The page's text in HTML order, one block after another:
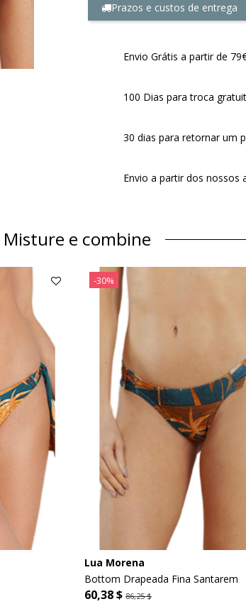
Prazos e custos de entrega
Envio Grátis a partir de
100 Dias para troca
30 dias para retornar um
Envio a partir dos nossos
Misture e combine
-30%
Lua Morena
Bottom Drapeada Fina Santarem
60,38 $ 86,25 $